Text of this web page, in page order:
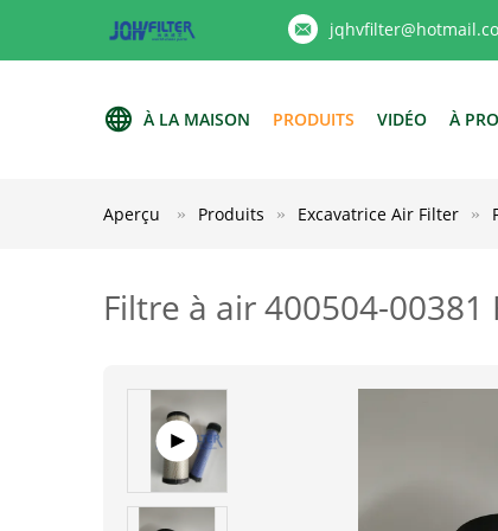
À LA MAISON PRODUITS VIDÉO À
Aperçu Produits Excavatrice Air Filter
Filtre à air 400504-